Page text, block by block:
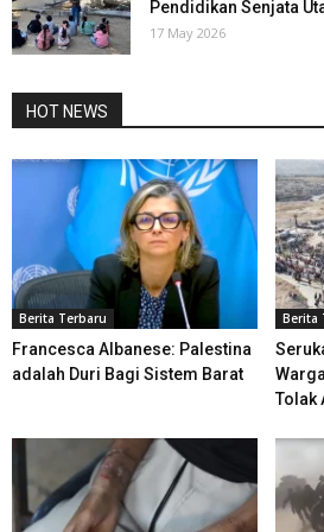
Pendidikan Senjata
17 May 2026
HOT NEWS
Berita Terbaru
Francesca Albanese: Palestina
adalah Duri Bagi Sistem Barat
Berita
Tolak